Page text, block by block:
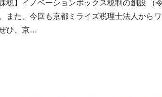
】イノベーションボックス税制の創設 （
た、今回も京都ミライズ税理士法人から
ひ、京…